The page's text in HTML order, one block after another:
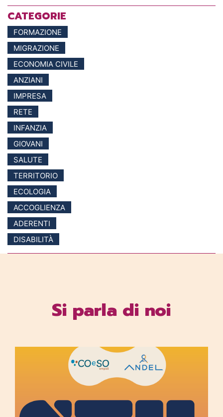
CATEGORIE
FORMAZIONE
MIGRAZIONE
ECONOMIA CIVILE
ANZIANI
IMPRESA
RETE
INFANZIA
GIOVANI
SALUTE
TERRITORIO
ECOLOGIA
ACCOGLIENZA
ADERENTI
DISABILITÀ
Si parla di noi